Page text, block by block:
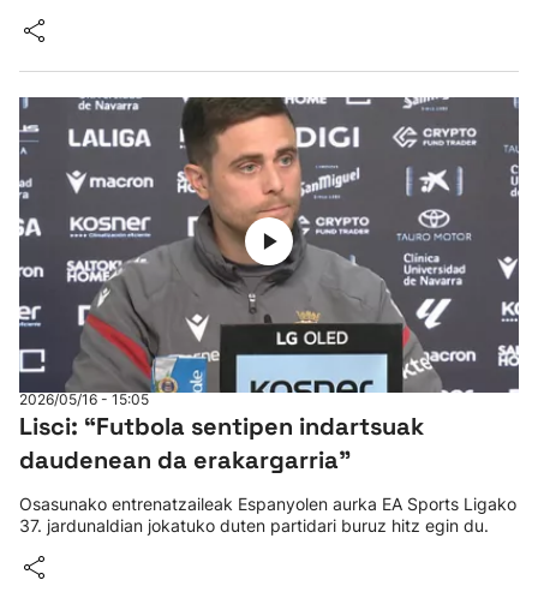
2026/05/16 - 15:05
Lisci: “Futbola sentipen indartsuak
daudenean da erakargarria"
Osasunako entrenatzaileak Espanyolen aurka EA Sports Ligako
37. jardunaldian jokatuko duten partidari buruz hitz egin du.